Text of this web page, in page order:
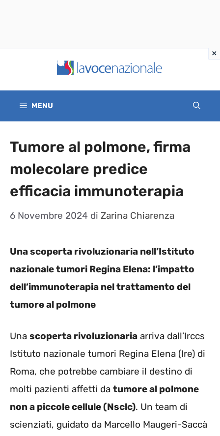
contenuto
MENU
Tumore al polmone, firma
molecolare predice
efficacia immunoterapia
6 Novembre 2024 di Zarina Chiarenza
Una scoperta rivoluzionaria nell’Istituto
nazionale tumori Regina Elena: l’impatto
dell’immunoterapia nel trattamento del
tumore al polmone
Una scoperta rivoluzionaria arriva dall’Irccs
Istituto nazionale tumori Regina Elena (Ire) di
Roma, che potrebbe cambiare il destino di
molti pazienti affetti da tumore al polmone
non a piccole cellule (Nsclc). Un team di
scienziati, guidato da Marcello Maugeri-Saccà